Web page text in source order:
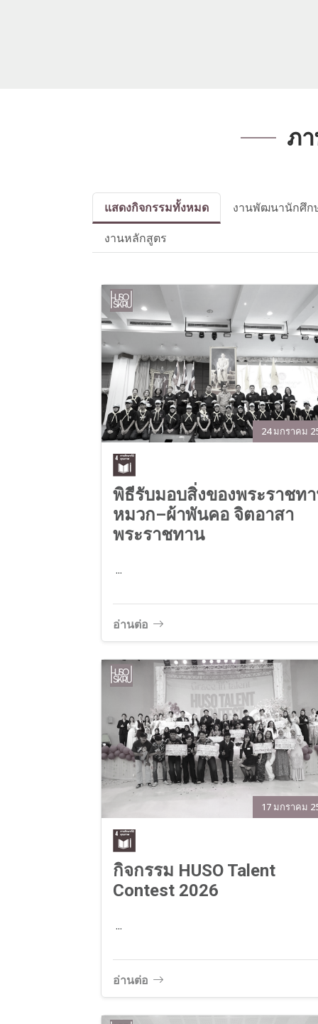
ภ
แสดงกิจกรรมทั้งหมด
งานพัฒนานักศึก
งานหลักสูตร
24 มกราคม
พิธีรับมอบสิ่งของพระราชท
หมวก–ผ้าพันคอ จิตอาสา
พระราชทาน
...
อ่านต่อ
17 มกราคม
กิจกรรม HUSO Talent
Contest 2026
...
อ่านต่อ